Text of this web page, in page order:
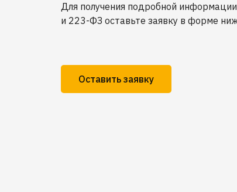
Для получения подробной
и 223-ФЗ оставьте заявку в форме
Оставить заявку